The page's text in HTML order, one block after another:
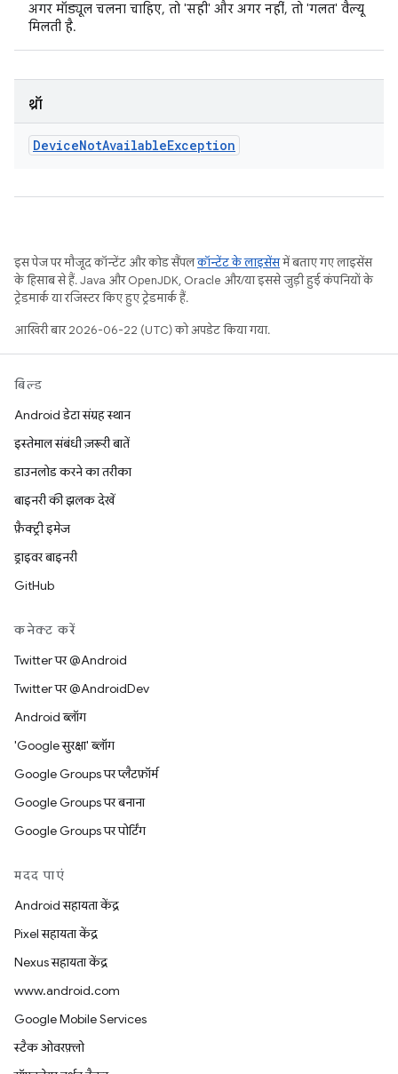
अगर मॉड्यूल चलना चाहिए, तो 'सही' और अगर नहीं, तो 'गलत' वैल्यू
मिलती है.
थ्रॉ
DeviceNotAvailableException
इस पेज पर मौजूद कॉन्टेंट और कोड सैंपलकॉन्टेंट के लाइसेंसमें बताए गए लाइसेंस
के हिसाब से हैं. Java और OpenJDK, Oracle और/या इससे जुड़ी हुई कंपनियों के
ट्रेडमार्क या रजिस्टर किए हुए ट्रेडमार्क हैं.
आखिरी बार 2026-06-22 (UTC) को अपडेट किया गया.
बिल्ड
Android डेटा संग्रह स्थान
इस्तेमाल संबंधी ज़रूरी बातें
डाउनलोड करने का तरीका
बाइनरी की झलक देखें
फ़ैक्ट्री इमेज
ड्राइवर बाइनरी
GitHub
कनेक्ट करें
Twitter पर @Android
Twitter पर @AndroidDev
Android ब्लॉग
'Google सुरक्षा' ब्लॉग
Google Groups पर प्लैटफ़ॉर्म
Google Groups पर बनाना
Google Groups पर पोर्टिंग
मदद पाएं
Android सहायता केंद्र
Pixel सहायता केंद्र
Nexus सहायता केंद्र
www.android.com
Google Mobile Services
स्टैक ओवरफ़्लो